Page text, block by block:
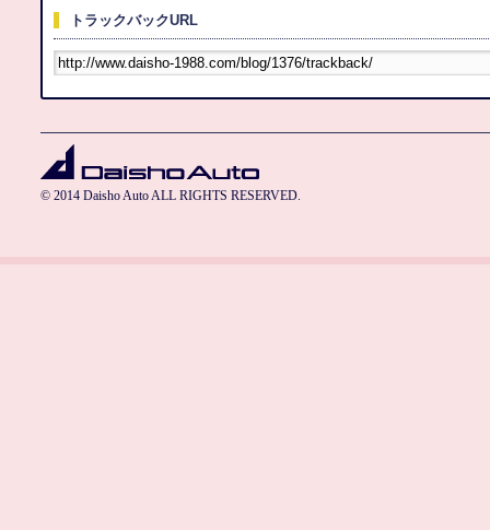
トラックバックURL
© 2014 Daisho Auto ALL RIGHTS RESERVED.